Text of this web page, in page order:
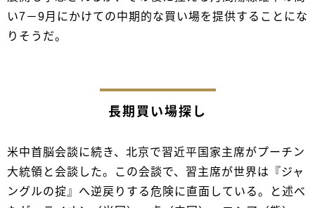
い7－9月にかけての中期的な買い場を提供することにな
りそうだ。
長期買い場探し
米中首脳会談に続き、北京で習近平国家主席がプーチン
大統領と会談した。この会談で、習主席が世界は『ジャ
ングルの掟』へ逆戻りする危険に直面している。と述べ